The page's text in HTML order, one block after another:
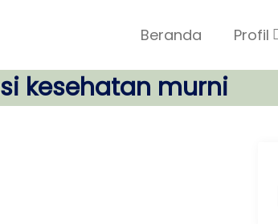
Beranda Profil
kesehatan murni